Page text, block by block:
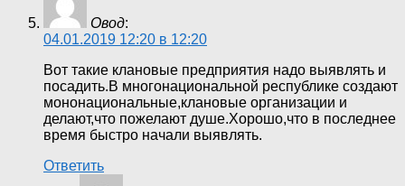
Овод:
04.01.2019 12:20 в 12:20
Вот такие клановые предприятия надо выявлять и
посадить.В многонациональной республике создают
мононациональные,клановые организации и
делают,что пожелают душе.Хорошо,что в последнее
время быстро начали выявлять.
Ответить